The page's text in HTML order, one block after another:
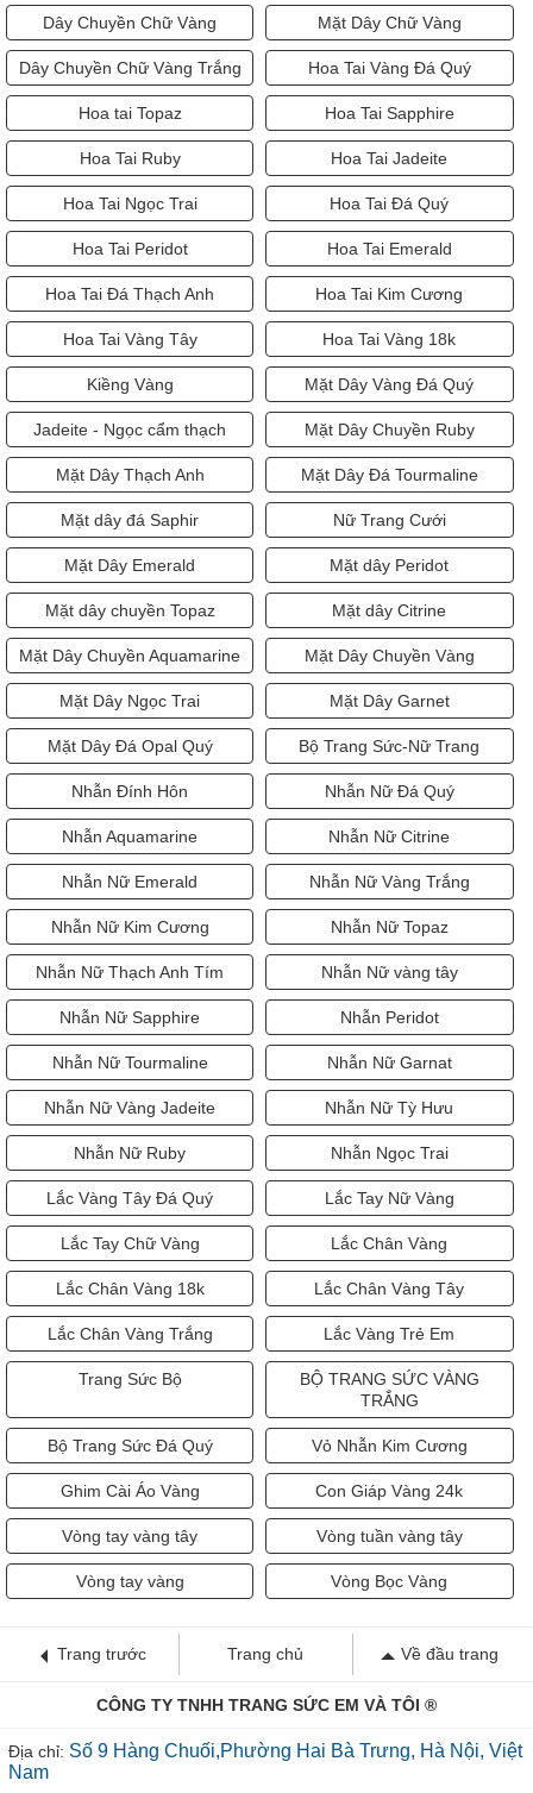
Dây Chuyền Chữ Vàng Mặt Dây Chữ Vàng
Dây Chuyền Chữ Vàng Trắng Hoa Tai Vàng Đá Quý
Hoa tai Topaz Hoa Tai Sapphire
Hoa Tai Ruby Hoa Tai Jadeite
Hoa Tai Ngọc Trai Hoa Tai Đá Quý
Hoa Tai Peridot Hoa Tai Emerald
Hoa Tai Đá Thạch Anh Hoa Tai Kim Cương
Hoa Tai Vàng Tây Hoa Tai Vàng 18k
Kiềng Vàng Mặt Dây Vàng Đá Quý
Jadeite - Ngọc cẩm thạch Mặt Dây Chuyền Ruby
Mặt Dây Thạch Anh Mặt Dây Đá Tourmaline
Mặt dây đá Saphir Nữ Trang Cưới
Mặt Dây Emerald Mặt dây Peridot
Mặt dây chuyền Topaz Mặt dây Citrine
Mặt Dây Chuyền Aquamarine Mặt Dây Chuyền Vàng
Mặt Dây Ngọc Trai Mặt Dây Garnet
Mặt Dây Đá Opal Quý Bộ Trang Sức-Nữ Trang
Nhẫn Đính Hôn Nhẫn Nữ Đá Quý
Nhẫn Aquamarine Nhẫn Nữ Citrine
Nhẫn Nữ Emerald Nhẫn Nữ Vàng Trắng
Nhẫn Nữ Kim Cương Nhẫn Nữ Topaz
Nhẫn Nữ Thạch Anh Tím Nhẫn Nữ vàng tây
Nhẫn Nữ Sapphire Nhẫn Peridot
Nhẫn Nữ Tourmaline Nhẫn Nữ Garnat
Nhẫn Nữ Vàng Jadeite Nhẫn Nữ Tỳ Hưu
Nhẫn Nữ Ruby Nhẫn Ngọc Trai
Lắc Vàng Tây Đá Quý Lắc Tay Nữ Vàng
Lắc Tay Chữ Vàng Lắc Chân Vàng
Lắc Chân Vàng 18k Lắc Chân Vàng Tây
Lắc Chân Vàng Trắng Lắc Vàng Trẻ Em
Trang Sức Bộ
BỘ TRANG SỨC VÀNG
TRẮNG
Bộ Trang Sức Đá Quý Vỏ Nhẫn Kim Cương
Ghim Cài Áo Vàng Con Giáp Vàng 24k
Vòng tay vàng tây Vòng tuần vàng tây
Vòng tay vàng Vòng Bọc Vàng
Trang trước Trang chủ Về đầu trang
CÔNG TY TNHH TRANG SỨC EM VÀ TÔI ®
Địa chỉ: Số 9 Hàng Chuối,Phường Hai Bà Trưng, Hà Nội, Việt
Nam